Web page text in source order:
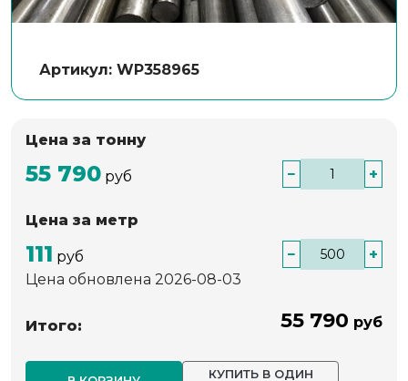
Артикул: WP358965
Цена за тонну
55 790 руб − +
Цена за метр
111 руб −
+
Цена обновлена 2026-08-03
Итого: 55 790 руб
КУПИТЬ В ОДИН